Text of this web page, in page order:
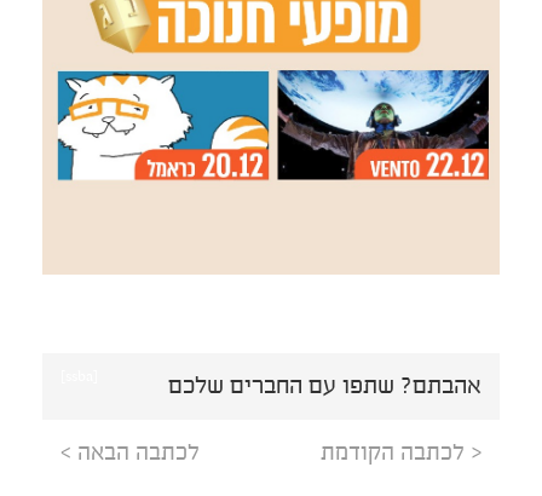
אהבתם? שתפו עם החברים שלכם
< לכתבה הקודמת לכתבה הבאה >